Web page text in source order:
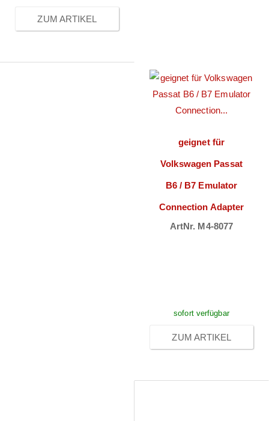
ZUM ARTIKEL
geignet für
Volkswagen Passat
B6 / B7 Emulator
Connection Adapter
ArtNr. M4-8077
sofort verfügbar
ZUM ARTIKEL